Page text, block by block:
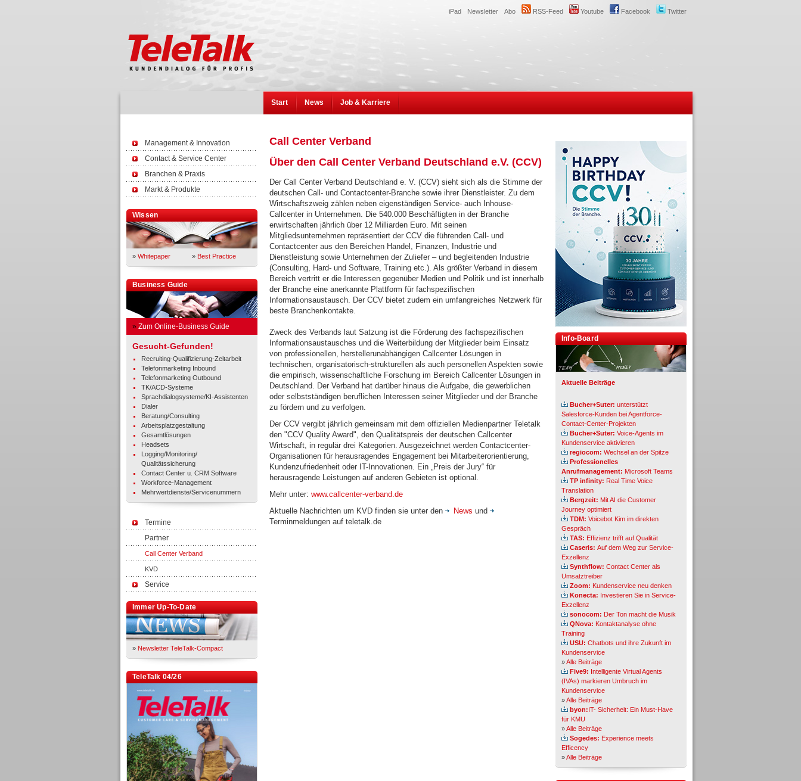
Twitter
Facebook
Youtube
RSS-Feed
Abo
Newsletter
iPad
Start News Job & Karriere
Management & Innovation
Contact & Service Center
Branchen & Praxis
Markt & Produkte
Wissen
» Whitepaper » Best Practice
Business Guide
» Zum Online-Business Guide
Gesucht-Gefunden!
Recruiting-Qualifizierung-Zeitarbeit
Telefonmarketing Inbound
Telefonmarketing Outbound
TK/ACD-Systeme
Sprachdialogsysteme/KI-Assistenten
Dialer
Beratung/Consulting
Arbeitsplatzgestaltung
Gesamtlösungen
Headsets
Logging/Monitoring/
Qualitätssicherung
Contact Center u. CRM Software
Workforce-Management
Mehrwertdienste/Servicenummern
Termine
Partner
Call Center Verband
KVD
Service
Immer Up-To-Date
» Newsletter TeleTalk-Compact
TeleTalk 04/26
Call Center Verband
Über den Call Center Verband Deutschland e.V. (CCV)
Der Call Center Verband Deutschland e. V. (CCV) sieht sich als die Stimme der
deutschen Call- und Contactcenter-Branche sowie ihrer Dienstleister. Zu dem
Wirtschaftszweig zählen neben eigenständigen Service- auch Inhouse-
Callcenter in Unternehmen. Die 540.000 Beschäftigten in der Branche
erwirtschaften jährlich über 12 Milliarden Euro. Mit seinen
Mitgliedsunternehmen repräsentiert der CCV die führenden Call- und
Contactcenter aus den Bereichen Handel, Finanzen, Industrie und
Dienstleistung sowie Unternehmen der Zuliefer – und begleitenden Industrie
(Consulting, Hard- und Software, Training etc.). Als größter Verband in diesem
Bereich vertritt er die Interessen gegenüber Medien und Politik und ist innerhalb
der Branche eine anerkannte Plattform für fachspezifischen
Informationsaustausch. Der CCV bietet zudem ein umfangreiches Netzwerk für
beste Branchenkontakte.
Zweck des Verbands laut Satzung ist die Förderung des fachspezifischen
Informationsaustausches und die Weiterbildung der Mitglieder beim Einsatz
von professionellen, herstellerunabhängigen Callcenter Lösungen in
technischen, organisatorisch-strukturellen als auch personellen Aspekten sowie
die empirisch, wissenschaftliche Forschung im Bereich Callcenter Lösungen in
Deutschland. Der Verband hat darüber hinaus die Aufgabe, die gewerblichen
oder selbstständigen beruflichen Interessen seiner Mitglieder und der Branche
zu fördern und zu verfolgen.
Der CCV vergibt jährlich gemeinsam mit dem offiziellen Medienpartner Teletalk
den "CCV Quality Award", den Qualitätspreis der deutschen Callcenter
Wirtschaft, in regulär drei Kategorien. Ausgezeichnet werden Contactcenter-
Organisationen für herausragendes Engagement bei Mitarbeiterorientierung,
Kundenzufriedenheit oder IT-Innovationen. Ein „Preis der Jury“ für
herausragende Leistungen auf anderen Gebieten ist optional.
Mehr unter: www.callcenter-verband.de
Aktuelle Nachrichten um KVD finden sie unter den
News und
Terminmeldungen auf teletalk.de
Info-Board
Aktuelle Beiträge
Bucher+Suter: unterstützt
Salesforce-Kunden bei Agentforce-
Contact-Center-Projekten
Bucher+Suter: Voice-Agents im
Kundenservice aktivieren
regiocom: Wechsel an der Spitze
Professionelles
Anrufmanagement: Microsoft Teams
TP infinity: Real Time Voice
Translation
Bergzeit: Mit AI die Customer
Journey optimiert
TDM: Voicebot Kim im direkten
Gespräch
TAS: Effizienz trifft auf Qualität
Caseris: Auf dem Weg zur Service-
Exzellenz
Synthflow: Contact Center als
Umsatztreiber
Zoom: Kundenservice neu denken
Konecta: Investieren Sie in Service-
Exzellenz
sonocom: Der Ton macht die Musik
QNova: Kontaktanalyse ohne
Training
USU: Chatbots und ihre Zukunft im
Kundenservice
»Alle Beiträge
Five9: Intelligente Virtual Agents
(IVAs) markieren Umbruch im
Kundenservice
»Alle Beiträge
byon:IT- Sicherheit: Ein Must-Have
für KMU
»Alle Beiträge
Sogedes: Experience meets
Efficency
»Alle Beiträge